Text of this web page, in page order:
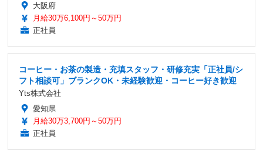
大阪府
月給30万6,100円～50万円
正社員
コーヒー・お茶の製造・充填スタッフ・研修充実「正社員/シ
フト相談可」ブランクOK・未経験歓迎・コーヒー好き歓迎
Yts株式会社
愛知県
月給30万3,700円～50万円
正社員